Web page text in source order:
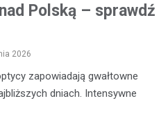
Polską – sprawdź
2026
zapowiadają gwałtowne
dniach. Intensywne